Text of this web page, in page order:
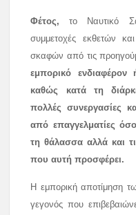
Φέτος,το Ναυτικό
συμμετοχές εκθετών
σκαφών από τις
εμπορικό ενδιαφέρον
καθώς κατά τη
πολλές συνεργασίες
από επαγγελματίες
τη θάλασσα αλλά και
που αυτή προσφέρει.
Η εμπορική αποτίμηση
γεγονός που